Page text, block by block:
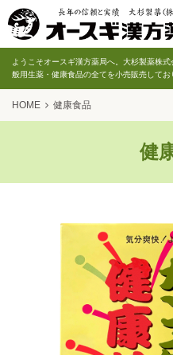
ようこそオースギ漢方薬局へ。大杉製薬株
般用生薬・健康食品の全てを小売販売してお
HOME 健康食品
健